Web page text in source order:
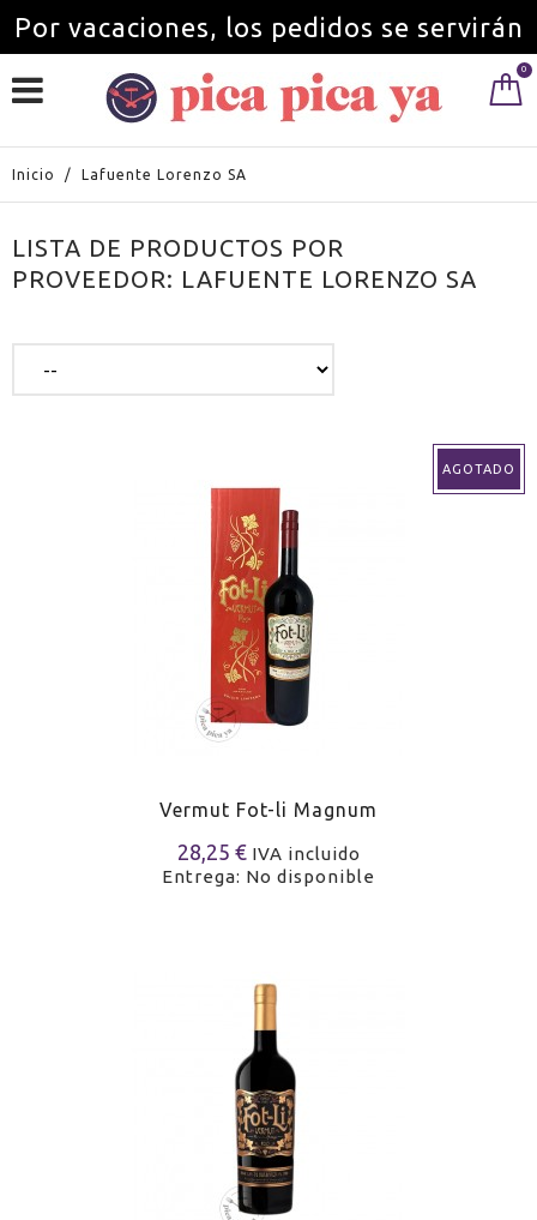
Por vacaciones, los pedidos se servirán
a partir del 1 de septiembre.
0
Inicio / Lafuente Lorenzo SA
LISTA DE PRODUCTOS POR
PROVEEDOR: LAFUENTE LORENZO SA
AGOTADO
Vermut Fot-li Magnum
28,25 € IVA incluido
Entrega: No disponible